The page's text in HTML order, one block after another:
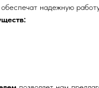
надежную